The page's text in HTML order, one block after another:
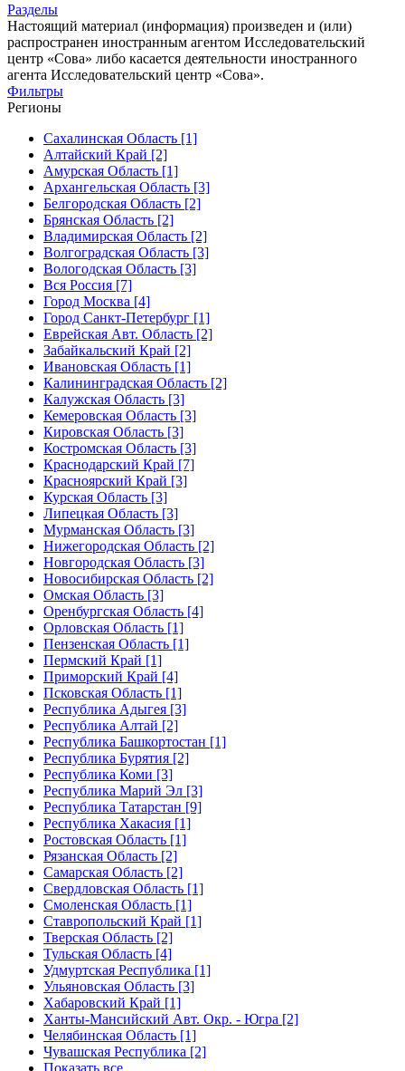
Разделы
Настоящий материал (информация) произведен и (или)
распространен иностранным агентом Исследовательский
центр «Сова» либо касается деятельности иностранного
агента Исследовательский центр «Сова».
Фильтры
Регионы
Сахалинская Область [1]
Алтайский Край [2]
Амурская Область [1]
Архангельская Область [3]
Белгородская Область [2]
Брянская Область [2]
Владимирская Область [2]
Волгоградская Область [3]
Вологодская Область [3]
Вся Россия [7]
Город Москва [4]
Город Санкт-Петербург [1]
Еврейская Авт. Область [2]
Забайкальский Край [2]
Ивановская Область [1]
Калининградская Область [2]
Калужская Область [3]
Кемеровская Область [3]
Кировская Область [3]
Костромская Область [3]
Краснодарский Край [7]
Красноярский Край [3]
Курская Область [3]
Липецкая Область [3]
Мурманская Область [3]
Нижегородская Область [2]
Новгородская Область [3]
Новосибирская Область [2]
Омская Область [3]
Оренбургская Область [4]
Орловская Область [1]
Пензенская Область [1]
Пермский Край [1]
Приморский Край [4]
Псковская Область [1]
Республика Адыгея [3]
Республика Алтай [2]
Республика Башкортостан [1]
Республика Бурятия [2]
Республика Коми [3]
Республика Марий Эл [3]
Республика Татарстан [9]
Республика Хакасия [1]
Ростовская Область [1]
Рязанская Область [2]
Самарская Область [2]
Свердловская Область [1]
Смоленская Область [1]
Ставропольский Край [1]
Тверская Область [2]
Тульская Область [4]
Удмуртская Республика [1]
Ульяновская Область [3]
Хабаровский Край [1]
Ханты-Мансийский Авт. Окр. - Югра [2]
Челябинская Область [1]
Чувашская Республика [2]
Показать все